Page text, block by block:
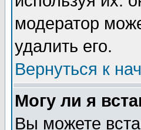
модератор
удалить его.
Вернуться к
Могу ли я
Вы можете